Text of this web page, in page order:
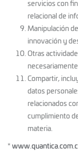
servicios con
relacional de
Manipulación
innovación y
Otras
Compartir,
datos
relacionados
cumplimiento
materia.
*